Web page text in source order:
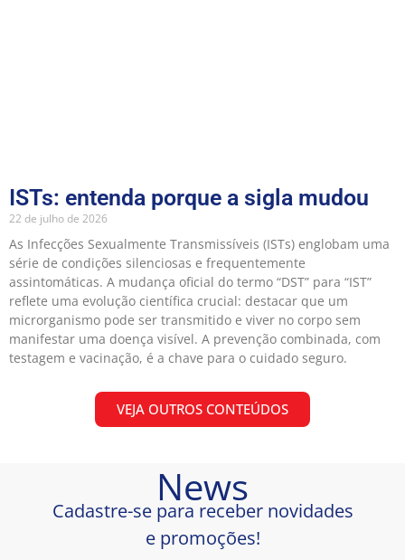
ISTs: entenda porque a sigla mudou
22 de julho de 2026
As Infecções Sexualmente Transmissíveis (ISTs) englobam uma
série de condições silenciosas e frequentemente
assintomáticas. A mudança oficial do termo “DST” para “IST”
reflete uma evolução científica crucial: destacar que um
microrganismo pode ser transmitido e viver no corpo sem
manifestar uma doença visível. A prevenção combinada, com
testagem e vacinação, é a chave para o cuidado seguro.
VEJA OUTROS CONTEÚDOS
News
Cadastre-se para receber novidades
e promoções!